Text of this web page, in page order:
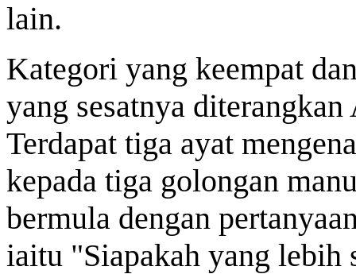
lain.
Kategori yang keempat
yang sesatnya
Terdapat tiga ayat
kepada tiga golongan
bermula dengan
iaitu "Siapakah yang lebih